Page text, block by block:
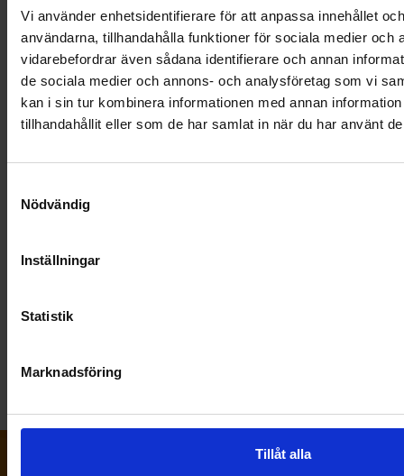
Vi använder enhetsidentifierare för att anpassa innehållet
användarna, tillhandahålla funktioner för sociala medier och
vidarebefordrar även sådana identifierare och annan
de sociala medier och annons- och analysföretag som vi
kan i sin tur kombinera informationen med annan
tillhandahållit eller som de har samlat in när du har använt
Nödvändig
Inställningar
Statistik
Marknadsföring
Tillåt alla